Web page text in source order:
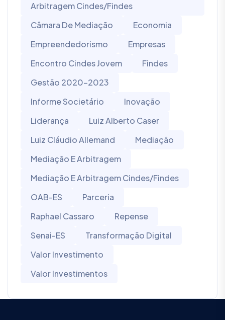
Arbitragem Cindes/Findes
Câmara De Mediação
Economia
Empreendedorismo
Empresas
Encontro Cindes Jovem
Findes
Gestão 2020-2023
Informe Societário
Inovação
Liderança
Luiz Alberto Caser
Luiz Cláudio Allemand
Mediação
Mediação E Arbitragem
Mediação E Arbitragem Cindes/Findes
OAB-ES
Parceria
Raphael Cassaro
Repense
Senai-ES
Transformação Digital
Valor Investimento
Valor Investimentos